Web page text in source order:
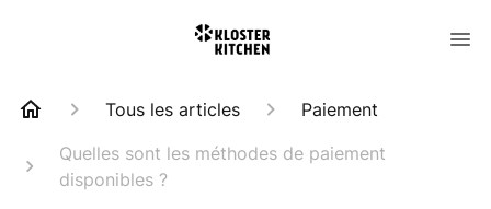
Tous les articles
Paiement
Quelles sont les méthodes de paiement
disponibles ?